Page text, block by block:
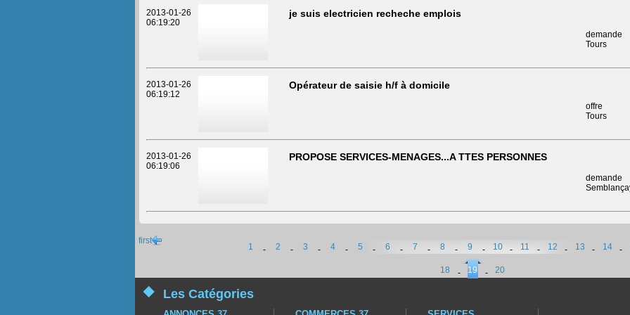
2013-01-26
06:19:20
je suis electricien recheche emplois
demande
Tours
2013-01-26
06:19:12
Opérateur de saisie h/f à domicile
offre
Tours
2013-01-26
06:19:06
PROPOSE SERVICES-MENAGES...A TTES PERSONNES
demande
first
1 - 2 - 3 - 4 - 5 - 6 - 7 - 8 - 9 - 10 - 11 - 12 - 13 - 14 -
18 - 19 - 20
Les Catégories